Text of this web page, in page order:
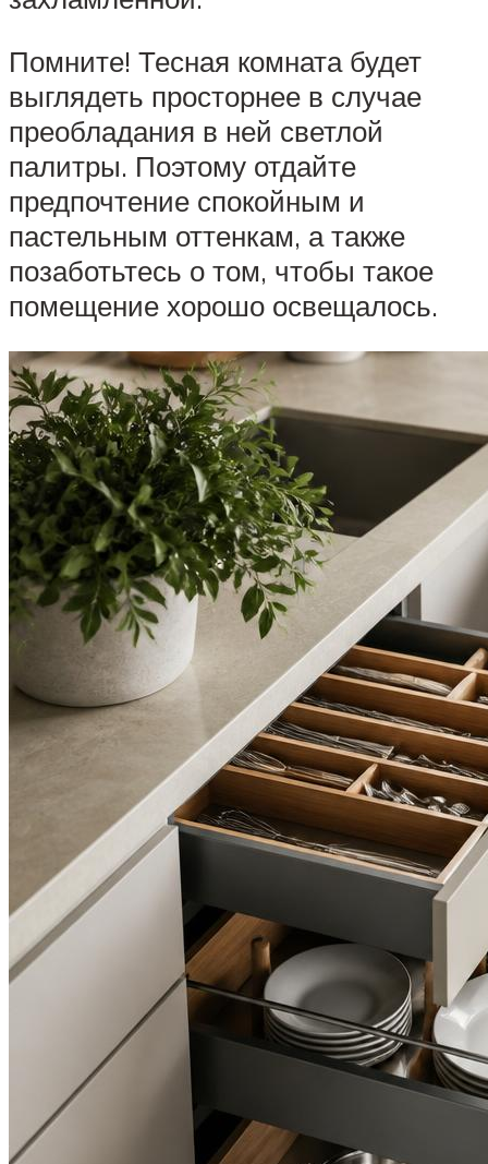
Помните! Тесная комната будет
выглядеть просторнее в случае
преобладания в ней светлой
палитры. Поэтому отдайте
предпочтение спокойным и
пастельным оттенкам, а также
позаботьтесь о том, чтобы такое
помещение хорошо освещалось.